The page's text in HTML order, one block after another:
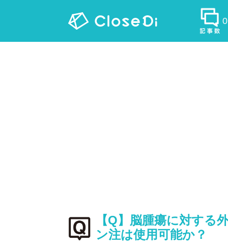
【Q】脳腫瘍に対す
ン注は使用可能か？